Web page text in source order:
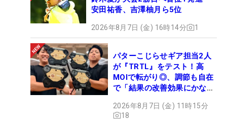
8.過去5年間のアムンディ・エビアン選手権覇者
9.過去5年間のAIG女子オープン（全英）覇者
山下美夢有
10.昨年のCMEグローブ・ポイントランキングトッ
安田祐香、吉澤柚月ら5位
2026年8月7日 (金) 16時14分 1
パターこじらせギア担当2人
が『TRTL』をテスト！高
MOIで転がり◎、調節も自在
で「結果の改善効果にかなり
2026年8月7日 (金) 11時15分
18